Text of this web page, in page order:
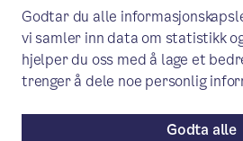
for farlig avfall stående
byen. Nå trenger vi din
flere.
/ Publisert: 01.06.2026
Godtar du alle
vi samler inn data om statistikk
hjelper du oss med å lage et
trenger å dele noe personlig
Godta alle